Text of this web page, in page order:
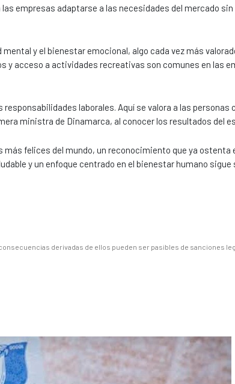
empresas adaptarse a las necesidades del mercado sin
y el bienestar emocional, algo cada vez más
y acceso a actividades recreativas son comunes en las
laborales. Aquí se valora a las personas
ministra de Dinamarca, al conocer los resultados del
felices del mundo, un reconocimiento que ya ostenta
y un enfoque centrado en el bienestar humano sigue
derivadas de ellos pueden ser pasibles de sanciones